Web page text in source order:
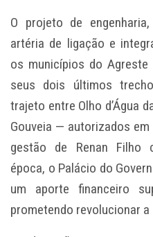
O projeto de
artéria de ligação e
os municípios do
seus dois últimos
trajeto entre Olho d’Água
Gouveia — autorizados
gestão de Renan Filho
época, o Palácio do
um aporte financeiro
prometendo revolucionar